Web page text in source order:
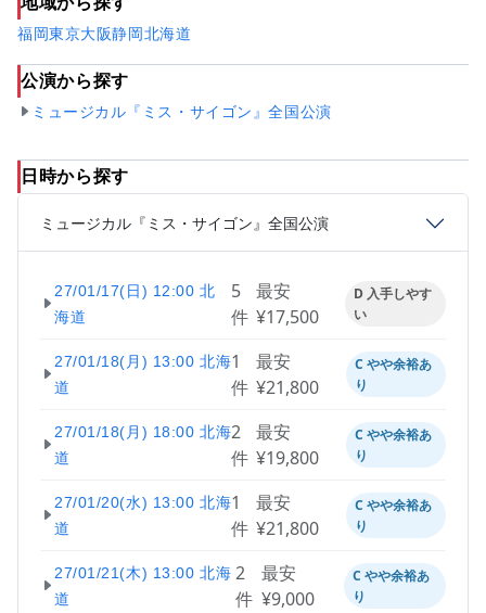
福岡東京大阪静岡北海道
公演から探す
ミュージカル『ミス・サイゴン』全国公演
日時から探す
ミュージカル『ミス・サイゴン』全国公演
27/01/17(日) 12:00 北
海道
5
件
最安
¥17,500
D 入手しやす
い
27/01/18(月) 13:00 北海
道
1
件
最安
¥21,800
C やや余裕あ
り
27/01/18(月) 18:00 北海
道
2
件
最安
¥19,800
C やや余裕あ
り
27/01/20(水) 13:00 北海
道
1
件
最安
¥21,800
C やや余裕あ
り
27/01/21(木) 13:00 北海
道
2
件
最安
¥9,000
C やや余裕あ
り